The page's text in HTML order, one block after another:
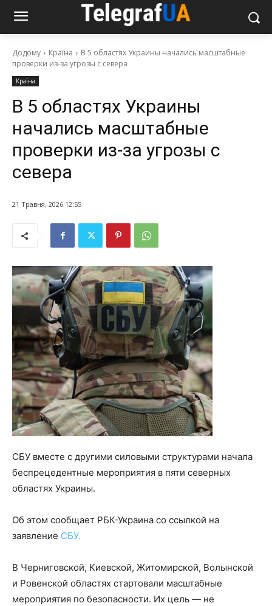
Додому Країна
В 5 областях Украины начались масштабные
проверки из-за угрозы с севера
Країна
В 5 областях Украины
начались масштабные
проверки из-за угрозы с
севера
21 Травня, 2026 12:55
СБУ вместе с другими силовыми структурами начала
беспрецедентные мероприятия в пяти северных
областях Украины.
Об этом сообщает РБК-Украина со ссылкой на
заявление СБУ.
В Черниговской, Киевской, Житомирской, Волынской
и Ровенской областях стартовали масштабные
мероприятия по безопасности. Их цель — не